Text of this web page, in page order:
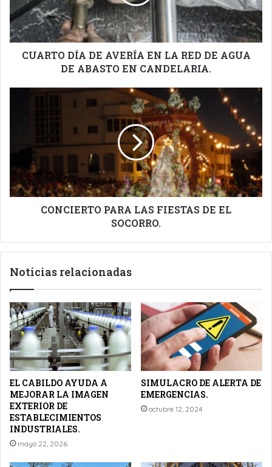
LA
RED
DE
AGUA
CANDELARIA.
CUARTO DÍA DE AVERÍA EN LA RED DE AGUA
DE ABASTO EN CANDELARIA.
SOCORRO.
CONCIERTO PARA LAS FIESTAS DE EL
SOCORRO.
Noticias relacionadas
EL CABILDO AYUDA A
MEJORAR LA IMAGEN
EXTERIOR DE
ESTABLECIMIENTOS
INDUSTRIALES.
mayo 22, 2026
SIMULACRO DE ALERTA DE
EMERGENCIAS.
octubre 12, 2024